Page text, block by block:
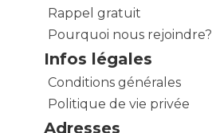
Rappel gratuit
Pourquoi nous rejoindre?
Infos légales
Conditions générales
Politique de vie privée
Adresses